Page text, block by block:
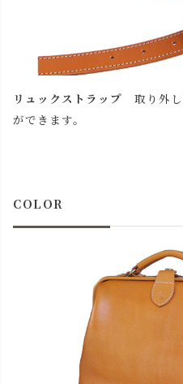
リュックストラップ 取り外
ができます。
COLOR